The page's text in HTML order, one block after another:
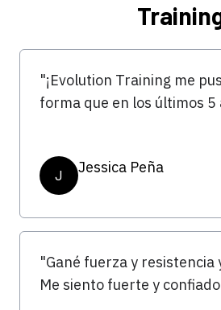
"¡Evolution Training me
forma que en los últimos 5
J Jessica Peña
"Gané fuerza y ​​resistencia
Me siento fuerte y